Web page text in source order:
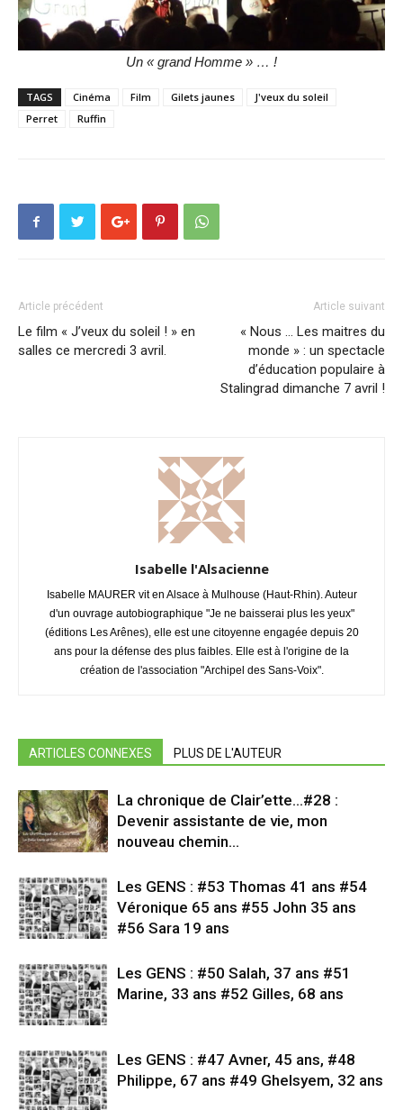
Un « grand Homme » … !
TAGS Cinéma Film Gilets jaunes
J'veux du soleil
Perret
Ruffin
Article précédent
Le film « J’veux du soleil ! » en
salles ce mercredi 3 avril.
Article suivant
« Nous … Les maitres du
monde » : un spectacle
d’éducation populaire à
Stalingrad dimanche 7 avril !
Isabelle l'Alsacienne
Isabelle MAURER vit en Alsace à Mulhouse (Haut-Rhin). Auteur
d'un ouvrage autobiographique "Je ne baisserai plus les yeux"
(éditions Les Arênes), elle est une citoyenne engagée depuis 20
ans pour la défense des plus faibles. Elle est à l'origine de la
création de l'association "Archipel des Sans-Voix".
ARTICLES CONNEXES PLUS DE L'AUTEUR
La chronique de Clair’ette…#28 :
Devenir assistante de vie, mon
nouveau chemin…
Les GENS : #53 Thomas 41 ans #54
Véronique 65 ans #55 John 35 ans
#56 Sara 19 ans
Les GENS : #50 Salah, 37 ans #51
Marine, 33 ans #52 Gilles, 68 ans
Les GENS : #47 Avner, 45 ans, #48
Philippe, 67 ans #49 Ghelsyem, 32 ans